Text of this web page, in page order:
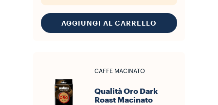
AGGIUNGI AL CARRELLO
CAFFÈ MACINATO
Qualità Oro Dark
Roast Macinato